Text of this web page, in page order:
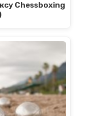
Chessboxing